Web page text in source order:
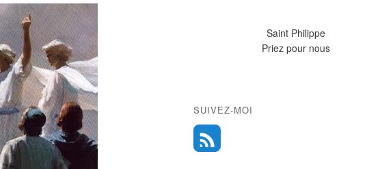
Saint Philippe
Priez pour nous
SUIVEZ-MOI